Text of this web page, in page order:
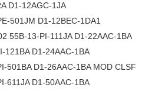
D1-12AGC-1JA
501JM D1-12BEC-1DA1
55B-13-PI-111JA D1-22AAC-1BA
121BA D1-24AAC-1BA
501BA D1-26AAC-1BA MOD CLSF
611JA D1-50AAC-1BA